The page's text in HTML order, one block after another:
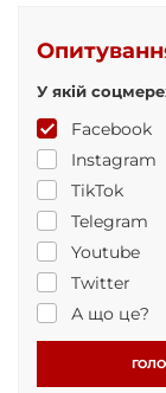
У якій
Facebook
Instagram
TikTok
Telegram
Youtube
Twitter
А що це?